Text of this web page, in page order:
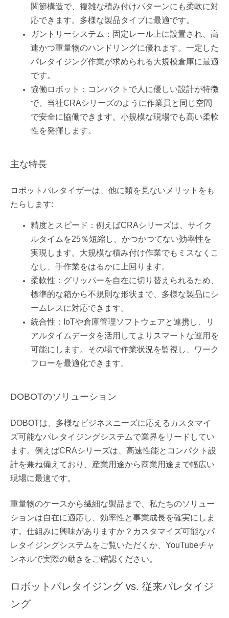
関節構造で、複雑な積み付けパターンにも柔軟に対
応できます。多様な製品タイプに最適です。
ガントリーシステム：固定レール上に設置され、高
速かつ重量物のハンドリングに優れます。一定した
パレタイジング作業が求められる大規模倉庫に最適
です。
協働ロボット：コンパクトで人に優しい設計が特徴
で、当社CRAシリーズのように作業員と同じ空間
で安全に協働できます。小規模な現場でも高い柔軟
性を発揮します。
主な特長
ロボットパレタイザーは、他に類を見ないメリットをも
たらします:
精度とスピード：例えばCRAシリーズは、サイク
ルタイムを25％短縮し、かつかつてない効率性を
実現します。大規模な積み付け作業でもミスなくこ
なし、手作業をはるかに上回ります。
柔軟性：グリッパーを自在に切り替えられるため、
標準的な箱から不規則な形状まで、多様な製品にシ
ームレスに対応できます。
統合性：IoTや倉庫管理ソフトウェアと連携し、リ
アルタイムデータを活用してよりスマートな運用を
可能にします。その場で作業状況を監視し、ワーク
フローを最適化できます。
DOBOTのソリューション
DOBOTは、多様なビジネスニーズに応えるカスタマイ
ズ可能なパレタイジングシステムで業界をリードしてい
ます。例えばCRAシリーズは、高速性能とコンパクト設
計を兼ね備えており、産業用途から商業用途まで幅広い
現場に最適です。
重量物のケースから繊細な製品まで、私たちのソリュー
ションは自在に適応し、効率性と事業成長を確実にしま
す。仕組みに興味がありますか？カスタマイズ可能なパ
レタイジングシステムをご覧いただくか、YouTubeチャ
ンネルで実際の動きをご確認ください。
ロボットパレタイジング vs. 従来パレタイジ
ング